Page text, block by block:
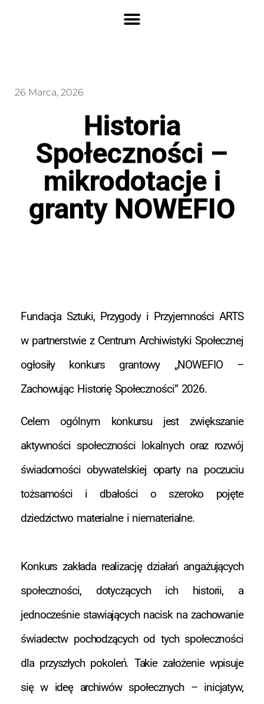
26 Marca, 2026
Historia
Społeczności –
mikrodotacje i
granty NOWEFIO
Fundacja Sztuki, Przygody i Przyjemności ARTS
w partnerstwie z Centrum Archiwistyki Społecznej
ogłosiły konkurs grantowy „NOWEFIO –
Zachowując Historię Społeczności” 2026.
Celem ogólnym konkursu jest zwiększanie
aktywności społeczności lokalnych oraz rozwój
świadomości obywatelskiej oparty na poczuciu
tożsamości i dbałości o szeroko pojęte
dziedzictwo materialne i niematerialne.
Konkurs zakłada realizację działań angażujących
społeczności, dotyczących ich historii, a
jednocześnie stawiających nacisk na zachowanie
świadectw pochodzących od tych społeczności
dla przyszłych pokoleń. Takie założenie wpisuje
się w ideę archiwów społecznych – inicjatyw,